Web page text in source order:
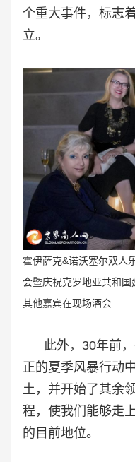
个重大事件，标志
立。
霍伊萨克&诺沃塞尔双人
会暨庆祝克罗地亚共和
其他嘉宾在现场酒会
此外，30年前，
正的夏季风暴行动
土，并开始了其余
程，使我们能够走
的目前地位。